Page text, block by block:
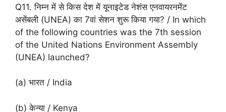
Q11. निम्न में से किस देश में यूनाइटेड नेशंस एनवायरनमेंट
असेंबली (UNEA) का 7वां सेशन शुरू किया गया? / In which
of the following countries was the 7th session
of the United Nations Environment Assembly
(UNEA) launched?
(a) भारत / India
(b) केन्या / Kenya